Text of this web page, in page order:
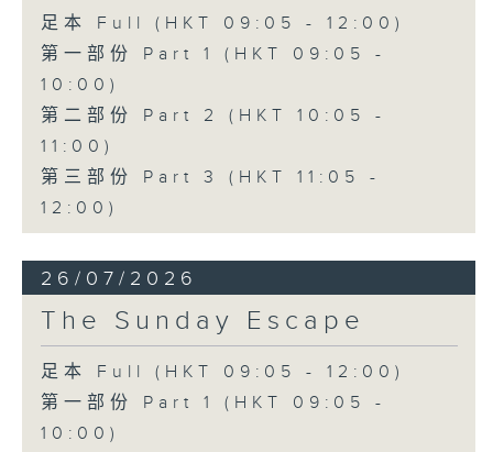
足本 Full (HKT 09:05 - 12:00)
第一部份 Part 1 (HKT 09:05 -
10:00)
第二部份 Part 2 (HKT 10:05 -
11:00)
第三部份 Part 3 (HKT 11:05 -
12:00)
26/07/2026
The Sunday Escape
足本 Full (HKT 09:05 - 12:00)
第一部份 Part 1 (HKT 09:05 -
10:00)